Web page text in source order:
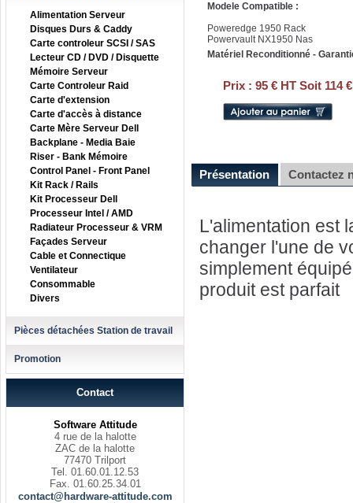
Alimentation Serveur
Disques Durs & Caddy
Carte controleur SCSI / SAS
Lecteur CD / DVD / Disquette
Mémoire Serveur
Carte Controleur Raid
Carte d'extension
Carte d'accès à distance
Carte Mère Serveur Dell
Backplane - Media Baie
Riser - Bank Mémoire
Control Panel - Front Panel
Kit Rack / Rails
Kit Processeur Dell
Processeur Intel / AMD
Radiateur Processeur & VRM
Façades Serveur
Cable et Connectique
Ventilateur
Consommable
Divers
Pièces détachées Station de travail
Promotion
Contact
Software Attitude
4 rue de la halotte
ZAC de la halotte
77470 Trilport
Tel. 01.60.01.12.53
Fax. 01.60.25.34.01
contact@hardware-attitude.com
Modele Compatible :
Poweredge 1950 Rack
Powervault NX1950 Nas
Matériel Reconditionné -
Prix : 95 € HT Soit 114
Présentation Contactez
L'alimentation est
changer l'une de
simplement
produit est parfait